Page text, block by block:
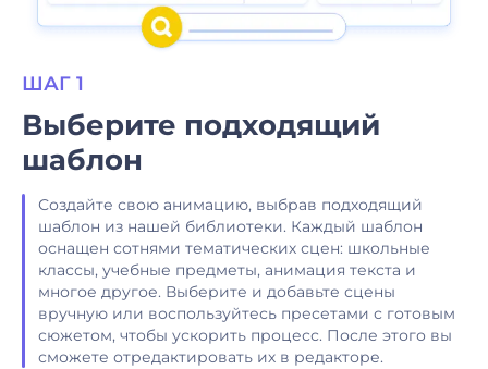
ШАГ 1
Выберите подходящий
шаблон
Создайте свою анимацию, выбрав подходящий
шаблон из нашей библиотеки. Каждый шаблон
оснащен сотнями тематических сцен: школьные
классы, учебные предметы, анимация текста и
многое другое. Выберите и добавьте сцены
вручную или воспользуйтесь пресетами с готовым
сюжетом, чтобы ускорить процесс. После этого вы
сможете отредактировать их в редакторе.